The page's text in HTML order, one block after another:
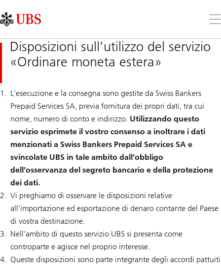
Links
Area
il
Disposizioni sull’utilizzo del servizio
«Ordinare moneta estera»
L’esecuzione e la consegna sono gestite da Swiss Bankers
Prepaid Services SA, previa fornitura dei propri dati, tra cui
nome, numero di conto e indirizzo. Utilizzando questo
servizio esprimete il vostro consenso a inoltrare i dati
menzionati a Swiss Bankers Prepaid Services SA e
svincolate UBS in tale ambito dall’obbligo
dell’osservanza del segreto bancario e della protezione
dei dati.
Vi preghiamo di osservare le disposizioni relative
all’importazione ed esportazione di denaro contante del Paese
di vostra destinazione.
Nell’ambito di questo servizio UBS si presenta come
controparte e agisce nel proprio interesse.
Queste disposizioni sono parte integrante degli accordi pattuiti